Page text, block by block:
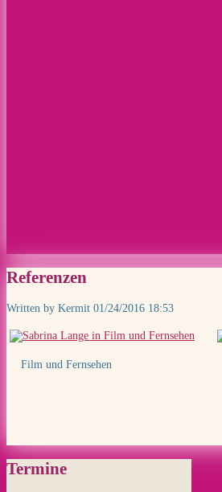
Referenzen
Written by Kermit 01/24/2016 18:53
Film und Fernsehen
Termine